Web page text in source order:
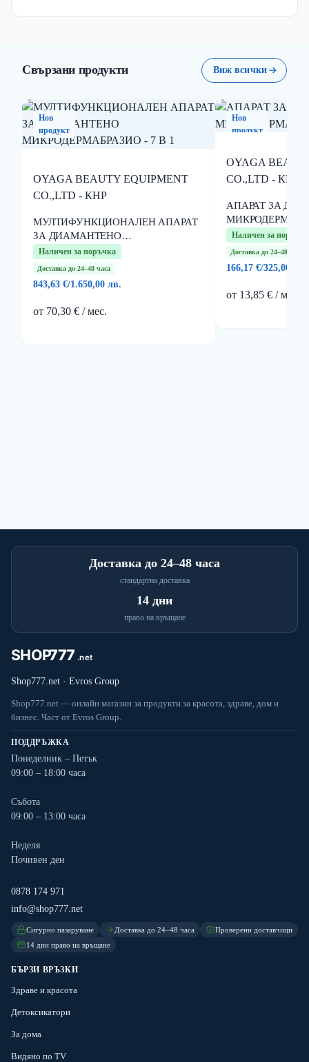
Свързани продукти Виж всички
Нов
продукт
OYAGA BEAUTY EQUIPMENT
CO.,LTD - КНР
МУЛТИФУНКЦИОНАЛЕН АПАРАТ
ЗА ДИАМАНТЕНО
Наличен за поръчка
Доставка до 24–48 часа
843,63 €/1.650,00 лв.
от 70,30 € / мес.
Нов
продукт
OYAGA
CO.,LTD - КНР
АПАРАТ ЗА
Наличен за поръчка
Доставка до 24–48 часа
166,17 €/325,00 лв.
от 13,85 € / мес.
Доставка до 24–48 часа
стандартна доставка
14 дни
право на връщане
Shop777.net · Evros Group
Shop777.net — онлайн магазин за продукти за красота, здраве, дом и
бизнес. Част от Evros Group.
ПОДДРЪЖКА
Понеделник – Петък
09:00 – 18:00 часа
Събота
09:00 – 13:00 часа
Неделя
Почивен ден
0878 174 971
info@shop777.net
Сигурно пазаруване Доставка до 24–48 часа
Проверени доставчици
14 дни право на връщане
БЪРЗИ ВРЪЗКИ
Здраве и красота
Детоксикатори
За дома
Видяно по TV